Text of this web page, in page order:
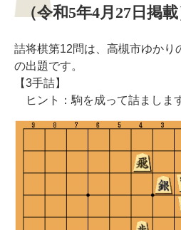
（令和5年4月27日掲載
詰将棋第12問は、高槻市ゆかり
の出題です。
【3手詰】
ヒント：駒を成って詰ましま